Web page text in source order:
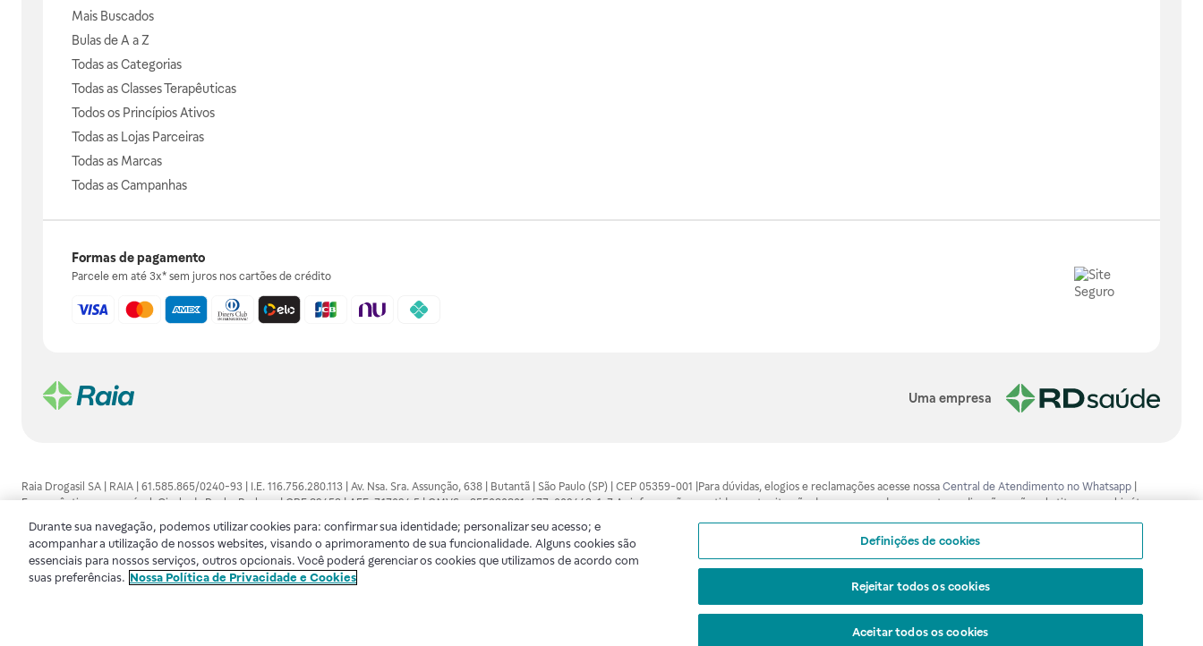
Mais Buscados
Bulas de A a Z
Todas as Categorias
Todas as Classes Terapêuticas
Todos os Princípios Ativos
Todas as Lojas Parceiras
Todas as Marcas
Todas as Campanhas
Formas de pagamento
Parcele em até 3x* sem juros nos cartões de crédito
Uma empresa
Raia Drogasil SA | RAIA | 61.585.865/0240-93 | I.E. 116.756.280.113 | Av. Nsa. Sra. Assunção, 638 | Butantã | São Paulo (SP) | CEP 05359-001 |Para dúvidas, elogios e reclamações acesse nossa Central de Atendimento no Whatsapp
Farmacêutico responsável: Gisele da Penha Barbosa | CRF 89453 | AFE: 7.17094.5 | CMVS - 355030801-477-002443-1-7 As informações contidas neste site não devem ser usadas para automedicação e não substituem, em hipótese
alguma, as orientações dadas pelo profissional da área médica. Somente o médico está apto a diagnosticar qualquer problema de saúde e prescrever o tratamento adequado. Ao persistirem os sintomas, um médico deverá ser
consultado. Os preços e promoções divulgados no site são válidos apenas para compras feitas pela internet. Maiores esclarecimentos, consultar o site: www.anvisa.gov.br . A Raia Drogasil SA trabalha com as tecnologias mais avançadas
de proteção de dados, para que você possa realizar suas compras com tranqüilidade. A privacidade e a segurança dos clientes são compromissos da Raia Drogasil SA. Todos os pedidos efetuados estão sujeitos à confirmação da
disponibilidade de produto em nosso estoque.
Durante sua navegação, podemos utilizar cookies para: confirmar sua identidade; personalizar seu acesso; e
acompanhar a utilização de nossos websites, visando o aprimoramento de sua funcionalidade. Alguns cookies são
essenciais para nossos serviços, outros opcionais. Você poderá gerenciar os cookies que utilizamos de acordo com
suas preferências. Nossa Política de Privacidade e Cookies
Definições de cookies
Rejeitar todos os cookies
Aceitar todos os cookies